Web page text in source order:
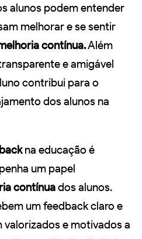
alunos podem entender
melhorar e se sentir
contínua.Além
e amigável
contribui para o
dos alunos na
na educação é
um papel
contínuados alunos.
um feedback claro e
valorizados e motivados a